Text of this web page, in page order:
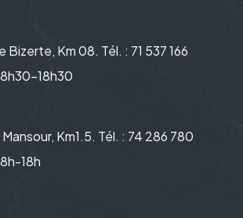
Bizerte, Km 08. Tél. : 71 537 166
18h30
Km1.5. Tél. : 74 286 780
18h